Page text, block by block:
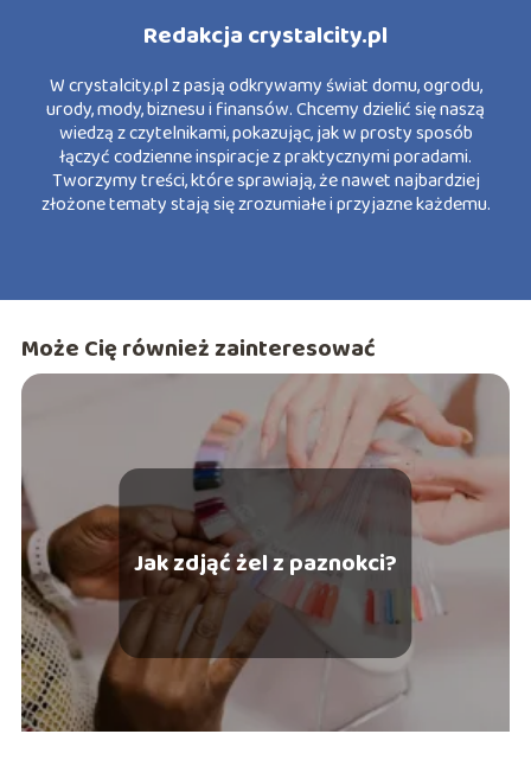
Redakcja crystalcity.pl
W crystalcity.pl z pasją odkrywamy świat domu, ogrodu,
urody, mody, biznesu i finansów. Chcemy dzielić się naszą
wiedzą z czytelnikami, pokazując, jak w prosty sposób
łączyć codzienne inspiracje z praktycznymi poradami.
Tworzymy treści, które sprawiają, że nawet najbardziej
złożone tematy stają się zrozumiałe i przyjazne każdemu.
Może Cię również zainteresować
Jak zdjąć żel z paznokci?